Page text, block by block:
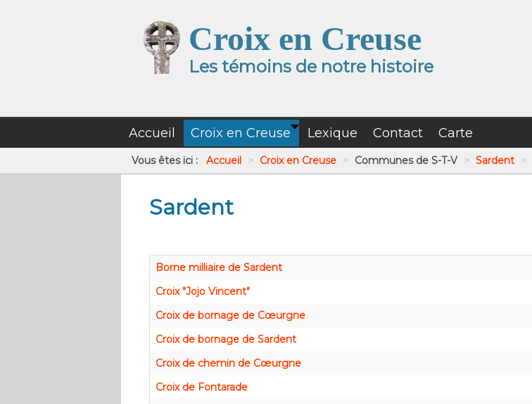
Croix en Creuse
Les témoins de notre histoire
Accueil Croix en Creuse Lexique Contact Carte
Vous êtes ici : Accueil > Croix en Creuse > Communes de S-T-V > Sardent >
Sardent
Borne milliaire de Sardent
Croix "Jojo Vincent"
Croix de bornage de Cœurgne
Croix de bornage de Sardent
Croix de chemin de Cœurgne
Croix de Fontarade